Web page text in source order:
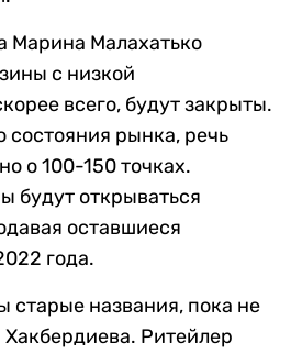
Марина Малахатько
с низкой
всего, будут закрыты.
состояния рынка, речь
о 100-150 точках.
будут открываться
оставшиеся
года.
старые названия, пока не
Хакбердиева. Ритейлер